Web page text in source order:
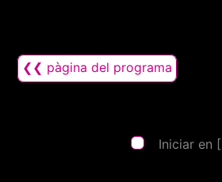
❮❮ pàgina del programa
Iniciar en [